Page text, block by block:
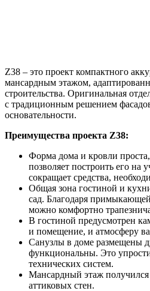
Z38 – это проект компактного
мансардным этажом,
строительства. Оригинальная
с традиционным решением
основательности.
Преимущества проекта Z38:
Форма дома и кровли
позволяет построить его на
сокращает средства,
Общая зона гостиной и
сад. Благодаря
можно комфортно
В гостиной предусмотрен
и помещение, и атмосферу
Санузлы в доме размещены
функциональны. Это
технических систем.
Мансардный этаж
аттиковых стен.